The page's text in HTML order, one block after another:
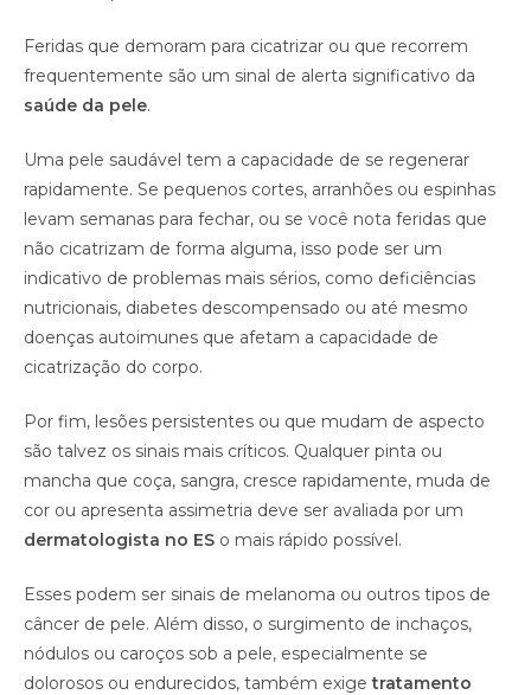
Feridas que demoram para cicatrizar ou que recorrem
frequentemente são um sinal de alerta significativo da
saúde da pele.
Uma pele saudável tem a capacidade de se regenerar
rapidamente. Se pequenos cortes, arranhões ou espinhas
levam semanas para fechar, ou se você nota feridas que
não cicatrizam de forma alguma, isso pode ser um
indicativo de problemas mais sérios, como deficiências
nutricionais, diabetes descompensado ou até mesmo
doenças autoimunes que afetam a capacidade de
cicatrização do corpo.
Por fim, lesões persistentes ou que mudam de aspecto
são talvez os sinais mais críticos. Qualquer pinta ou
mancha que coça, sangra, cresce rapidamente, muda de
cor ou apresenta assimetria deve ser avaliada por um
dermatologista no ES o mais rápido possível.
Esses podem ser sinais de melanoma ou outros tipos de
câncer de pele. Além disso, o surgimento de inchaços,
nódulos ou caroços sob a pele, especialmente se
dolorosos ou endurecidos, também exigetratamento